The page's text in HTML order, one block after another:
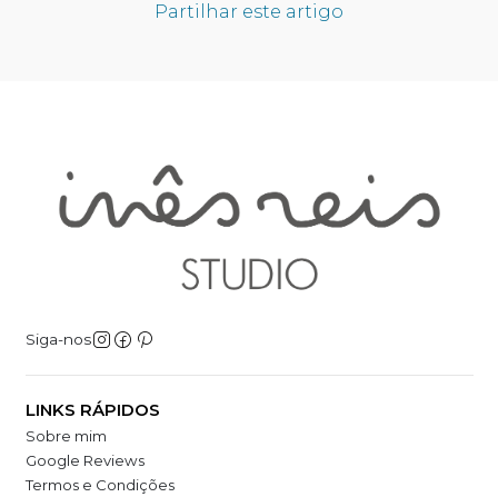
Partilhar este artigo
Siga-nos
LINKS RÁPIDOS
Sobre mim
Google Reviews
Termos e Condições